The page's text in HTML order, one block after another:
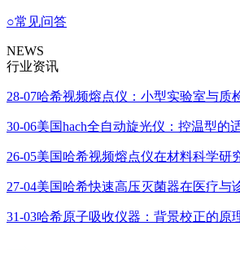
○常见问答
NEWS
行业资讯
28-07哈希视频熔点仪：小型实验室与质
30-06美国hach全自动旋光仪：控温型的
26-05美国哈希视频熔点仪在材料科学研
27-04美国哈希快速高压灭菌器在医疗与
31-03哈希原子吸收仪器：背景校正的原